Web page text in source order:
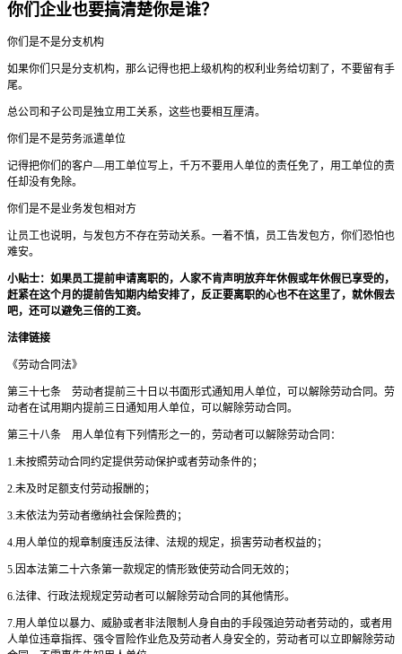
你们企业也要搞清楚你是谁？
你们是不是分支机构
如果你们只是分支机构，那么记得也把上级机构的权利业务给切割了，不要留有手
尾。
总公司和子公司是独立用工关系，这些也要相互厘清。
你们是不是劳务派遣单位
记得把你们的客户—用工单位写上，千万不要用人单位的责任免了，用工单位的责
任却没有免除。
你们是不是业务发包相对方
让员工也说明，与发包方不存在劳动关系。一着不慎，员工告发包方，你们恐怕也
难安。
小贴士：如果员工提前申请离职的，人家不肯声明放弃年休假或年休假已享受的，
赶紧在这个月的提前告知期内给安排了，反正要离职的心也不在这里了，就休假去
吧，还可以避免三倍的工资。
法律链接
《劳动合同法》
第三十七条 劳动者提前三十日以书面形式通知用人单位，可以解除劳动合同。劳
动者在试用期内提前三日通知用人单位，可以解除劳动合同。
第三十八条 用人单位有下列情形之一的，劳动者可以解除劳动合同：
1.未按照劳动合同约定提供劳动保护或者劳动条件的；
2.未及时足额支付劳动报酬的；
3.未依法为劳动者缴纳社会保险费的；
4.用人单位的规章制度违反法律、法规的规定，损害劳动者权益的；
5.因本法第二十六条第一款规定的情形致使劳动合同无效的；
6.法律、行政法规规定劳动者可以解除劳动合同的其他情形。
7.用人单位以暴力、威胁或者非法限制人身自由的手段强迫劳动者劳动的，或者用
人单位违章指挥、强令冒险作业危及劳动者人身安全的，劳动者可以立即解除劳动